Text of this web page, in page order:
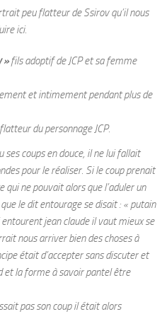
peu flatteur de Ssirov qu’il nous
ici.
»fils adoptif de JCP et sa femme
et intimement pendant plus de
du personnage JCP.
coups en douce, il ne lui fallait
pour le réaliser. Si le coup prenait
qui ne pouvait alors que l’aduler un
le dit entourage se disait : « putain
jean claude il vaut mieux se
nous arriver bien des choses à
était d’accepter sans discuter et
et la forme à savoir pantel être
pas son coup il était alors